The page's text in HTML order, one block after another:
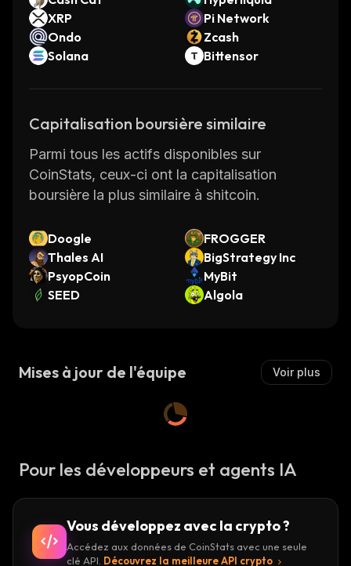
XRP
Pi Network
Ondo
Zcash
Solana
Bittensor
Capitalisation boursière similaire
Parmi tous les actifs disponibles sur
CoinStats, ceux-ci ont la capitalisation
boursière la plus similaire à shitcoin.
Doogle
FROGGER
Thales AI
BigStrategy Inc
PsyopCoin
MyBit
SEED
Algola
Mises à jour de l'équipe Voir plus
Pour les développeurs et agents IA
Vous développez avec la crypto ?
Accédez aux données de CoinStats avec une seule
clé API. Découvrez la meilleure API crypto